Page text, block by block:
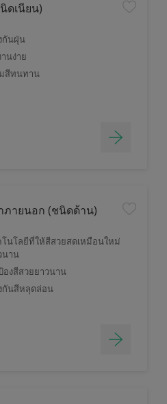
ดเนียน)
กันฝุ่น
นง่าย
สีทนทาน
ภายนอก (ชนิดด้าน)
โนโลยีที่ให้สีสวยสดเหมือนใหม่
นาน
องสีสวยยาวนาน
กันสีหลุดล่อน